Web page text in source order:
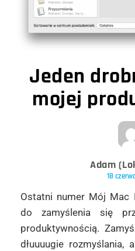
Jeden
mojej
Adam
18
Ostatni numer Mój Mac
do zamyślenia się
produktywnością.
dłuuuugie